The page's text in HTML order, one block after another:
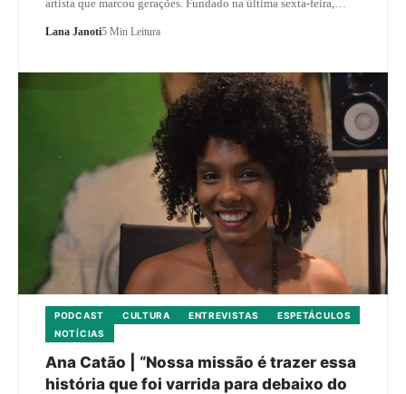
artista que marcou gerações. Fundado na última sexta-feira,…
Lana Janoti5 Min Leitura
PODCAST CULTURA ENTREVISTAS
ESPETÁCULOS
NOTÍCIAS
Ana Catão | “Nossa missão é trazer essa
história que foi varrida para debaixo do